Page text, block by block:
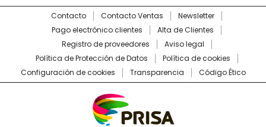
Contacto Contacto Ventas
Newsletter
Pago electrónico clientes
Alta de Clientes
Registro de proveedores
Aviso legal
Política de Protección de Datos
Política de cookies
Configuración de cookies
Transparencia Código Ético